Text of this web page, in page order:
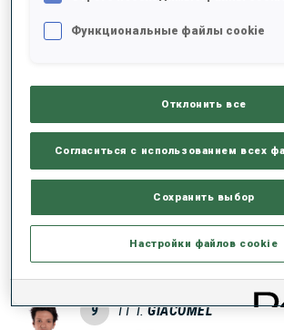
6 9 Q. FILLON MAILLET
26 T. SEPPALA
FIN
9 11 T. GIACOMEL
Функциональные файлы cookie
Отклонить все
Согласиться с использованием всех
Сохранить выбор
Настройки файлов cookie